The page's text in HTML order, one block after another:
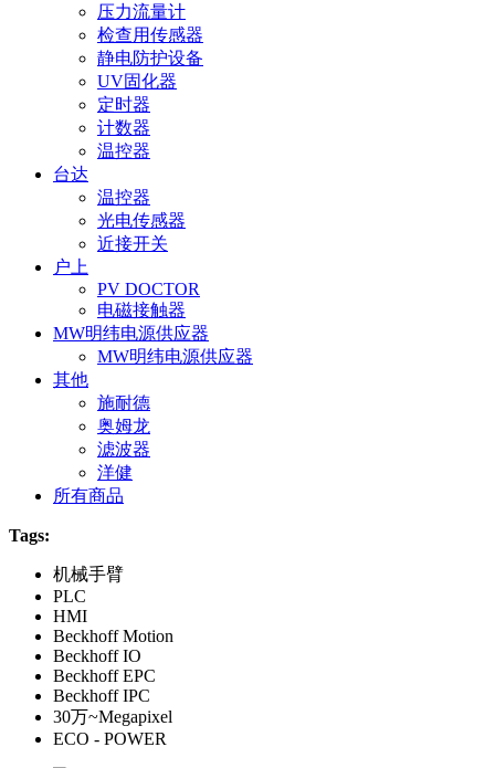
压力流量计
检查用传感器
静电防护设备
UV固化器
定时器
计数器
温控器
台达
温控器
光电传感器
近接开关
户上
PV DOCTOR
电磁接触器
MW明纬电源供应器
MW明纬电源供应器
其他
施耐德
奥姆龙
滤波器
洋健
所有商品
Tags:
机械手臂
PLC
HMI
Beckhoff Motion
Beckhoff IO
Beckhoff EPC
Beckhoff IPC
30万~Megapixel
ECO - POWER